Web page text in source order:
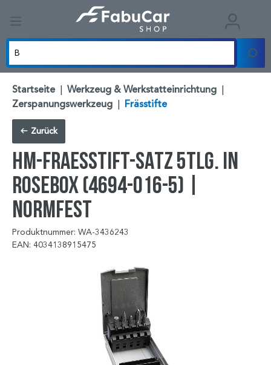
Startseite | Werkzeug & Werkstatteinrichtung |
Zerspanungswerkzeug | Frässtifte
Zurück
HM-FRAESSTIFT-SATZ 5TLG. IN
ROSEBOX (4694-016-5) |
NORMFEST
Produktnummer: WA-3436243
EAN: 4034138915475